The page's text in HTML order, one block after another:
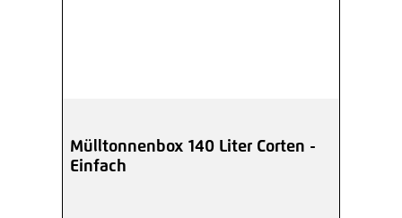
Mülltonnenbox 140 Liter Corten -
Einfach